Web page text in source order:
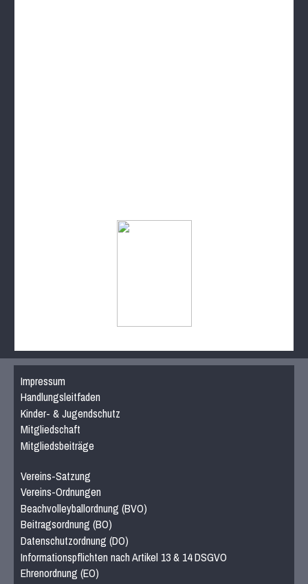
Impressum
Handlungsleitfaden
Kinder- & Jugendschutz
Mitgliedschaft
Mitgliedsbeiträge
Vereins-Satzung
Vereins-Ordnungen
Beachvolleyballordnung (BVO)
Beitragsordnung (BO)
Datenschutzordnung (DO)
Informationspflichten nach Artikel 13 & 14 DSGVO
Ehrenordnung (EO)